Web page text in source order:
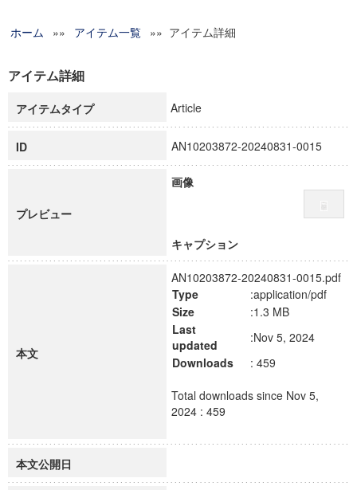
グローバルリサーチインスティテュート
科学研究費補助金研究成果報告書
慶應義塾大学グローバルCOEプログラム市民社会ガバナンス
慶應義塾大学グローバルCOEプログラム論理と感性の先端的
博士課程教育リーディングプログラム「超成熟社会発展のサ
学術雑誌掲載論文等(8)
ホーム »» アイテム一覧 »» アイテム詳細
アイテム詳細
アイテムタイプ Article
ID AN10203872-20240831-0015
プレビュー
画像
キャプション
本文
AN10203872-20240831-0015.pdf
Type
:application/pdf
Size
:1.3 MB
Last
updated
:Nov 5, 2024
Downloads
: 459
Total downloads since Nov 5,
2024 : 459
本文公開日